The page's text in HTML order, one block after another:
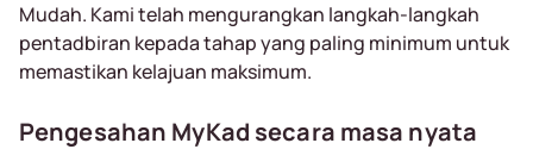
Mudah. Kami telah mengurangkan langkah-langkah
pentadbiran kepada tahap yang paling minimum untuk
memastikan kelajuan maksimum.
Pengesahan MyKad secara masa nyata